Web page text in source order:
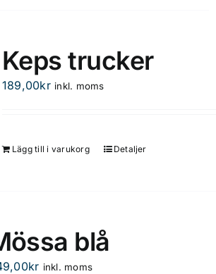
Keps trucker
189,00kr inkl. moms
Lägg till i varukorg Detaljer
blå
kr inkl. moms